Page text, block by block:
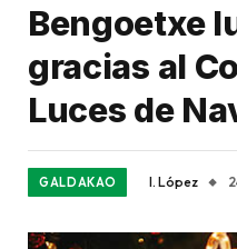
Bengoetxe
gracias al
Luces de
GALDAKAO I. López